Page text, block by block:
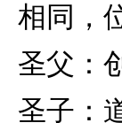
相同，
圣父：
圣子：